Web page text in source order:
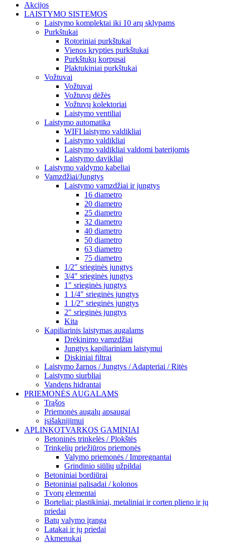
Akcijos
LAISTYMO SISTEMOS
Laistymo komplektai iki 10 arų sklypams
Purkštukai
Rotoriniai purkštukai
Vienos krypties purkštukai
Purkštukų korpusai
Plaktukiniai purkštukai
Vožtuvai
Vožtuvai
Vožtuvų dėžės
Vožtuvų kolektoriai
Laistymo ventiliai
Laistymo automatika
WIFI laistymo valdikliai
Laistymo valdikliai
Laistymo valdikliai valdomi baterijomis
Laistymo davikliai
Laistymo valdymo kabeliai
Vamzdžiai/Jungtys
Laistymo vamzdžiai ir jungtys
16 diametro
20 diametro
25 diametro
32 diametro
40 diametro
50 diametro
63 diametro
75 diametro
1/2″ srieginės jungtys
3/4″ srieginės jungtys
1″ srieginės jungtys
1 1/4″ srieginės jungtys
1 1/2″ srieginės jungtys
2″ srieginės jungtys
Kita
Kapiliarinis laistymas augalams
Drėkinimo vamzdžiai
Jungtys kapiliariniam laistymui
Diskiniai filtrai
Laistymo žarnos / Jungtys / Adapteriai / Ritės
Laistymo siurbliai
Vandens hidrantai
PRIEMONĖS AUGALAMS
Trąšos
Priemonės augalų apsaugai
įsišaknijimui
APLINKOTVARKOS GAMINIAI
Betoninės trinkelės / Plokštės
Trinkelių priežiūros priemonės
Valymo priemonės / Impregnantai
Grindinio siūlių užpildai
Betoniniai bordiūrai
Betoniniai palisadai / kolonos
Tvorų elementai
Borteliai: plastikiniai, metaliniai ir corten plieno ir jų
priedai
Batų valymo įranga
Latakai ir jų priedai
Akmenukai